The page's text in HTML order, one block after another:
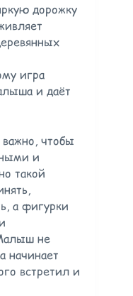
дорожку
игра
и даёт
чтобы
и
такой
а фигурки
не
начинает
встретил и